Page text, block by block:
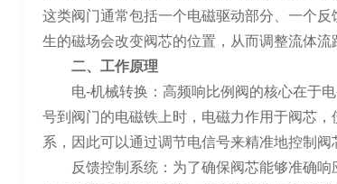
这类阀门通常包括一个电磁驱动部分、一个
生的磁场会改变阀芯的位置，从而调整流体流
二、工作原理
电-机械转换：高频响比例阀的核心在于
号到阀门的电磁铁上时，电磁力作用于阀芯
系，因此可以通过调节电信号来精准地控制阀
反馈控制系统：为了确保阀芯能够准确